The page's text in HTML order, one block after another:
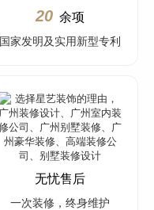
20 余项
国家发明及实用新型专利
无忧售后
一次装修，终身维护